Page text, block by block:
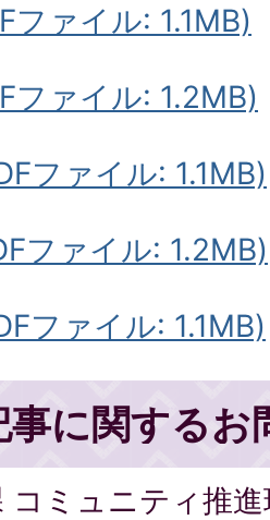
ファイル: 1.1MB)
ファイル: 1.2MB)
ファイル: 1.1MB)
ファイル: 1.2MB)
ファイル: 1.1MB)
事に関するお
コミュニティ推